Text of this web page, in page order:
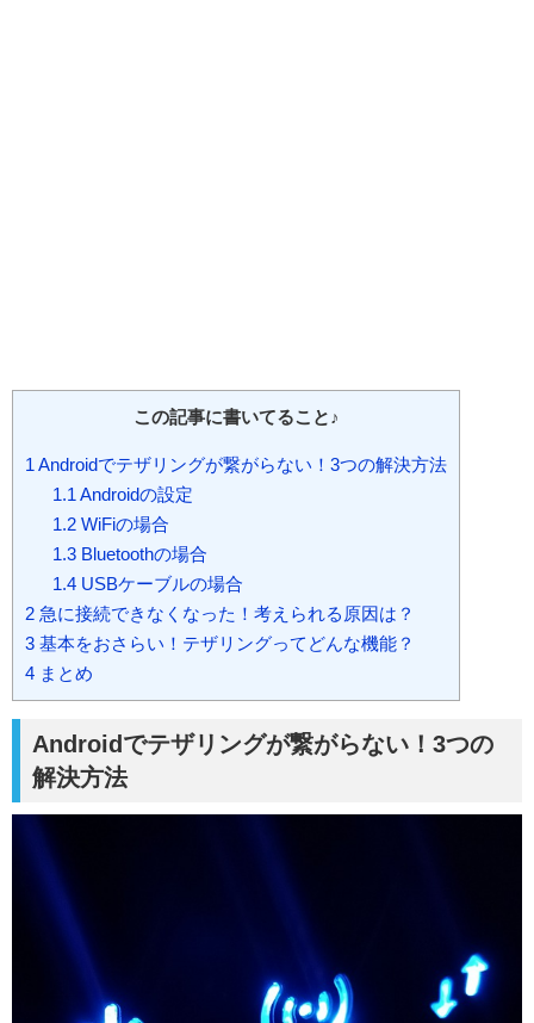
この記事に書いてること♪
1 Androidでテザリングが繋がらない！3つの解決方法
1.1 Androidの設定
1.2WiFiの場合
1.3Bluetoothの場合
1.4USBケーブルの場合
2 急に接続できなくなった！考えられる原因は？
3 基本をおさらい！テザリングってどんな機能？
4 まとめ
Androidでテザリングが繋がらない！3つの
解決方法